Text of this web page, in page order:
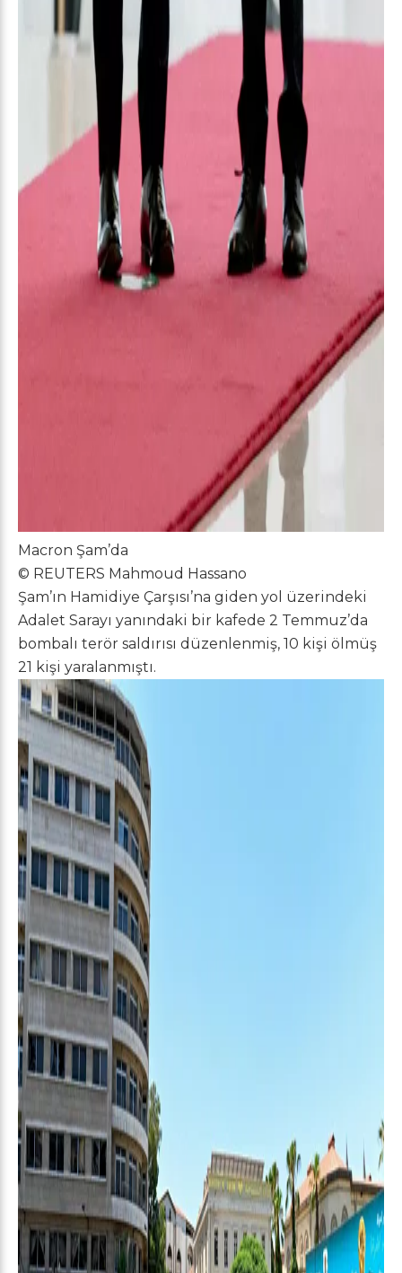
Macron Şam’da
© REUTERS Mahmoud Hassano
Şam’ın Hamidiye Çarşısı’na giden yol üzerindeki
Adalet Sarayı yanındaki bir kafede 2 Temmuz’da
bombalı terör saldırısı düzenlenmiş, 10 kişi ölmüş
21 kişi yaralanmıştı.